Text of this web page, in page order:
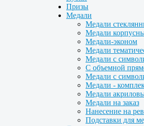
Призы
Медали
Медали
Медали
Медали-эконом
Медали
Медали с
С объемной
Медали с
Медали -
Медали
Медали на заказ
Нанесение на
Подставки для